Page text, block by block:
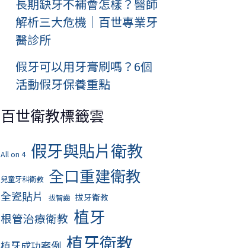
長期缺牙不補會怎樣？醫師
解析三大危機｜百世專業牙
醫診所
假牙可以用牙膏刷嗎？6個
活動假牙保養重點
百世衛教標籤雲
All on 4 假牙與貼片衛教
兒童牙科衛教 全口重建衛教
全瓷貼片 拔智齒 拔牙衛教
根管治療衛教 植牙
植牙衛教